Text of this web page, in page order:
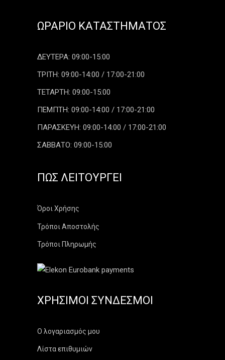
ΩΡΆΡΙΟ ΚΑΤΑΣΤΉΜΑΤΟΣ
ΔΕΥΤΕΡΑ: 09:00-15:00
ΤΡΙΤΗ: 09:00-14:00 / 17:00-21:00
ΤΕΤΑΡΤΗ: 09:00-15:00
ΠΕΜΠΤΗ: 09:00-14:00 / 17:00-21:00
ΠΑΡΑΣΚΕΥΗ: 09:00-14:00 / 17:00-21:00
ΣΑΒΒΑΤΟ: 09:00-15:00
ΠΏΣ ΛΕΙΤΟΥΡΓΕΊ
Όροι Χρήσης
Τρόποι Αποστολής
Τρόποι Πληρωμής
ΧΡΉΣΙΜΟΙ ΣΎΝΔΕΣΜΟΙ
Ο λογαριασμός μου
Λίστα επιθυμιών